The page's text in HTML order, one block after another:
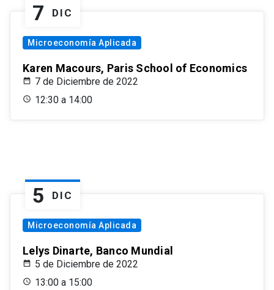
7 DIC
Microeconomía Aplicada
Karen Macours, Paris School of Economics
7 de Diciembre de 2022
12:30 a 14:00
5 DIC
Microeconomía Aplicada
Lelys Dinarte, Banco Mundial
5 de Diciembre de 2022
13:00 a 15:00